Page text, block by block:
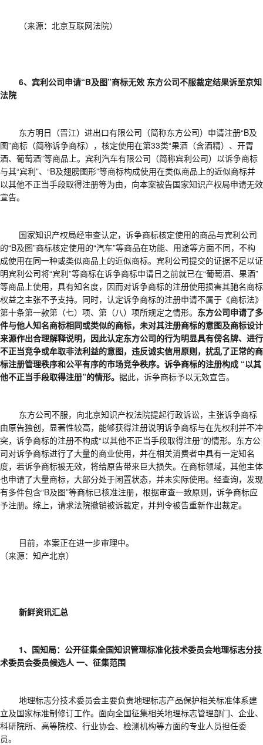
（来源：北京互联网法院）
6、宾利公司申请“B及图”商标无效 东方公司不服裁定结果诉至京知
法院
东方明日（晋江）进出口有限公司（简称东方公司）申请注册“B及
图”商标（简称诉争商标），核定使用在第33类“果酒（含酒精）、开胃
酒、葡萄酒”等商品上。宾利汽车有限公司（简称宾利公司）以诉争商标
与其“宾利”、“B及翅膀图形”等商标构成使用在类似商品上的近似商标并
以其他不正当手段取得注册等为由，向本案被告国家知识产权局申请无效
宣告。
国家知识产权局经审查认定，诉争商标核定使用的商品与宾利公司
的“B及图”商标核定使用的“汽车”等商品在功能、用途等方面不同，不构
成使用在同一种或类似商品上的近似商标。宾利公司提交的证据不足以证
明宾利公司将“宾利”等商标在诉争商标申请日之前就已在“葡萄酒、果酒”
等商品上使用，具有知名度，因而对诉争商标的注册使用损害其驰名商标
权益之主张不予支持。同时，认定诉争商标的注册申请不属于《商标法》
第十条第一款第（七）项、第（八）项所规定之情形。 东方公司申请了多
件与他人知名商标相同或类似的商标，未对其注册商标的意图及商标设计
来源作出合理解释说明，因此认定东方公司的行为明显具有傍名牌、进行
不正当竞争或牟取非法利益的意图，违反诚实信用原则，扰乱了正常的商
标注册管理秩序和公平有序的市场竞争秩序。诉争商标的注册构成 “以其
他不正当手段取得注册”的情形。 据此，诉争商标予以无效宣告。
东方公司不服，向北京知识产权法院提起行政诉讼，主张诉争商标
由原告独创，显著性较高，能够获得注册说明诉争商标与在先权利并不冲
突，诉争商标的注册不构成“以其他不正当手段取得注册”的情形。东方公
司对诉争商标进行了大量的商业使用，并在相关消费者中具有一定知名
度，若诉争商标被无效，将给原告带来巨大损失。在商标领域，其他主体
也申请了大量商标，大部分处于闲置状态，并未实际使用。经查询，发现
有多件包含“B及图”等商标已核准注册，根据审查一致原则，诉争商标应
予注册。综上，请求法院撤销被诉裁定，并判令被告重新作出裁定。
目前，本案正在进一步审理中。
（来源：知产北京）
新鲜资讯汇总
1、国知局：公开征集全国知识管理标准化技术委员会地理标志分技
术委员会委员候选人 一、征集范围
地理标志分技术委员会主要负责地理标志产品保护相关标准体系建
立及国家标准制修订工作。面向全国征集相关地理标志管理部门、企业、
科研院所、高等院校、行业协会、检测机构等方面的专业人员担任委
员。